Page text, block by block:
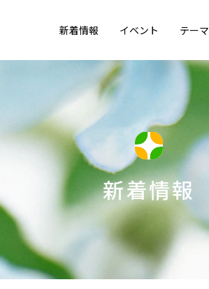
新着情報 イベント テーマ
新着情報